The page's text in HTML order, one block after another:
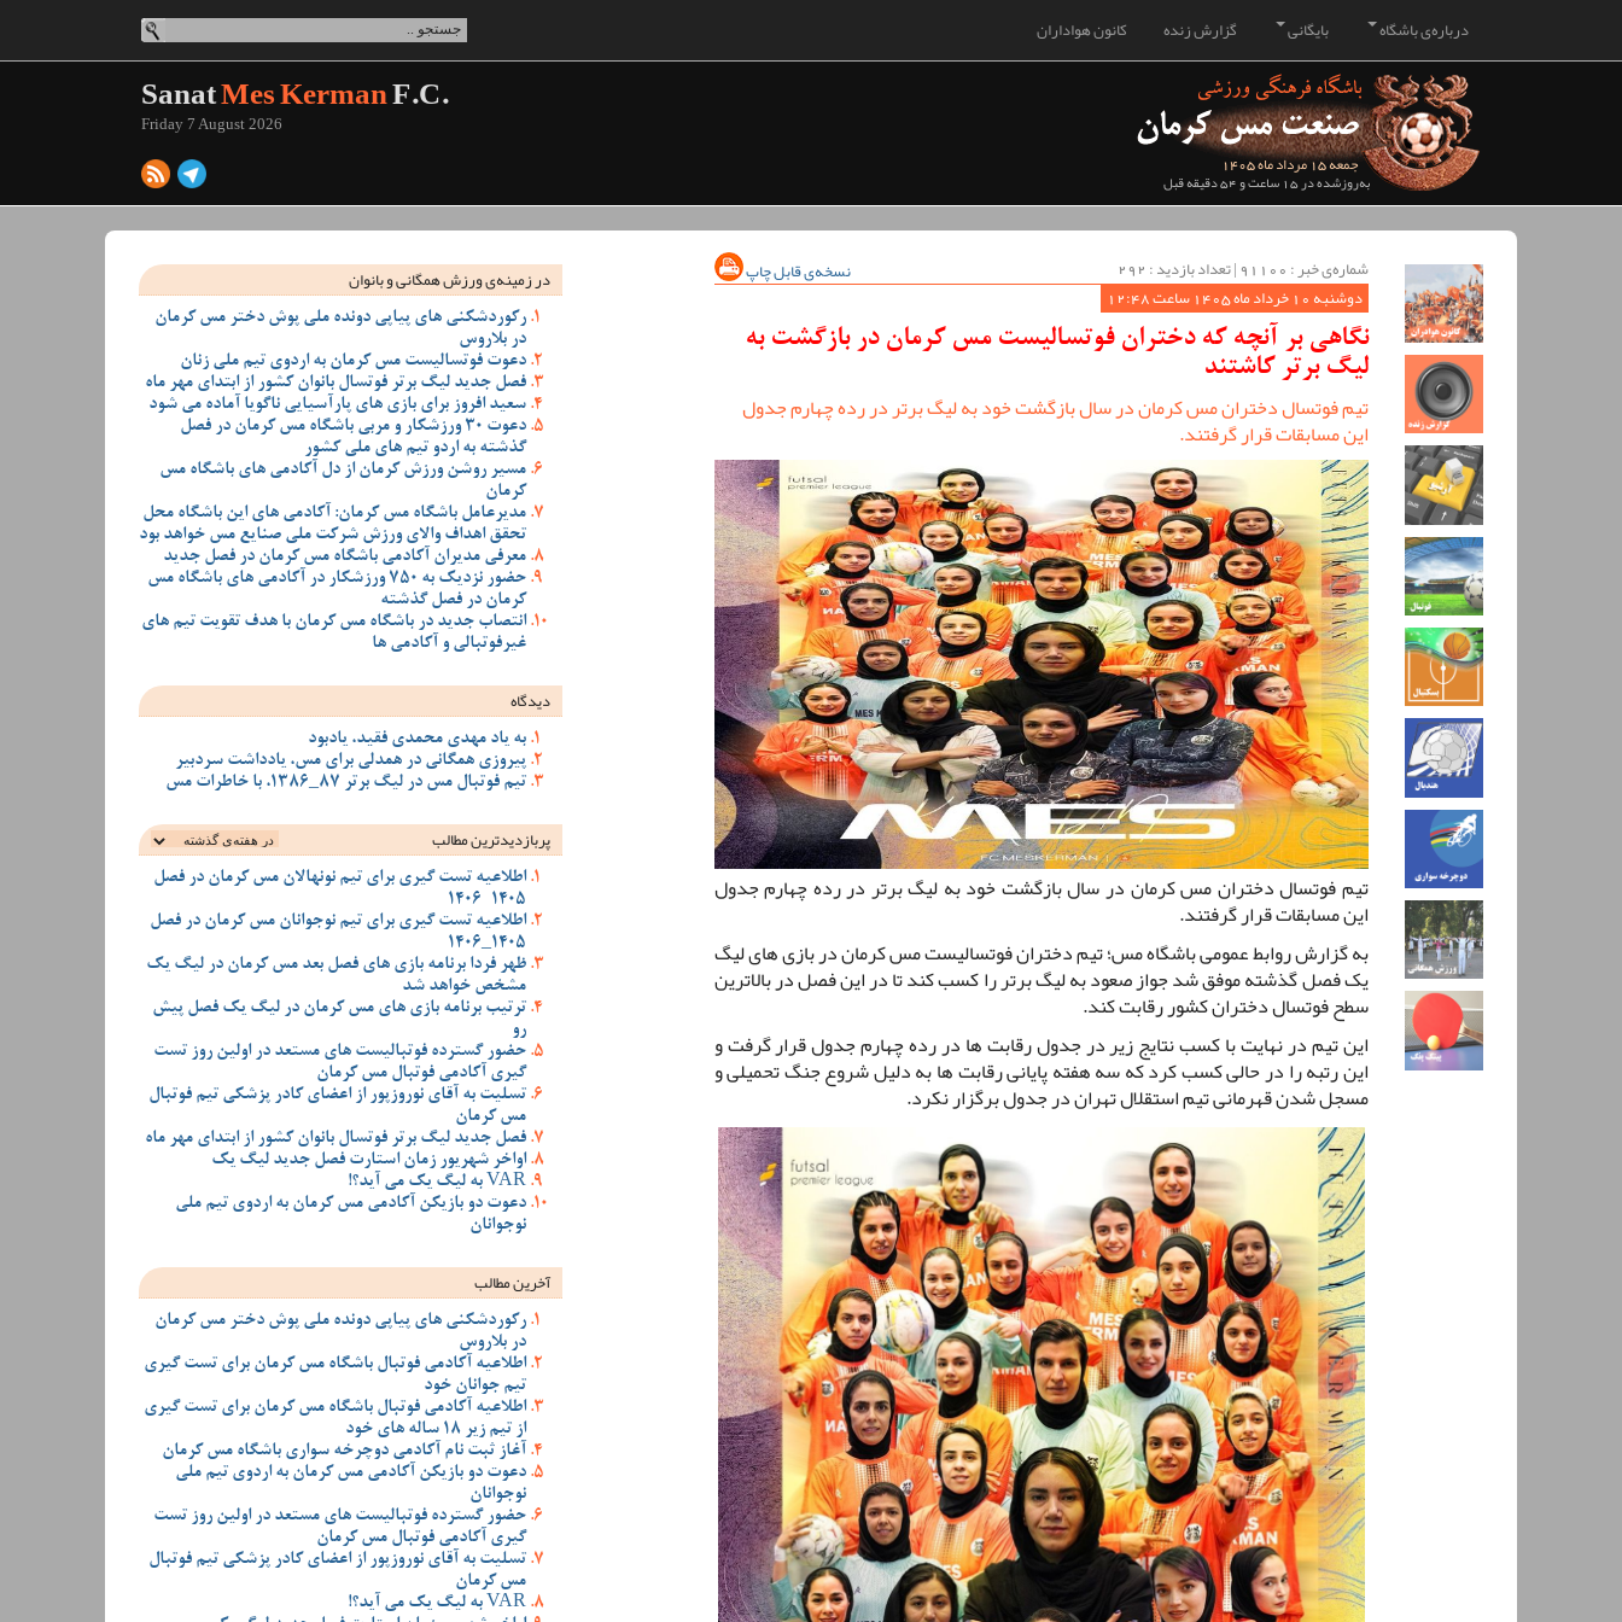
کانون هواداران گزارش زنده بایگانی درباره‌ی باشگاه
جمعه 15 مرداد ماه 1405
به‌روزشده در 15 ساعت و 54 دقیقه قبل
SanatMes KermanF.C.
Friday 7 August 2026
شماره‌ی خبر : ‌91100 | تعداد بازدید : 292
نسخه‌ی قابل چاپ
دوشنبه 10 خرداد ماه 1405 ساعت 12:48
نگاهی بر آنچه که دختران فوتسالیست مس کرمان در بازگشت به
لیگ برتر کاشتند
تیم فوتسال دختران مس کرمان در سال بازگشت خود به لیگ برتر در رده چهارم جدول
این مسابقات قرار گرفتند.
تیم فوتسال دختران مس کرمان در سال بازگشت خود به لیگ برتر در رده چهارم جدول
این مسابقات قرار گرفتند.
به گزارش روابط عمومی باشگاه مس؛ تیم دختران فوتسالیست مس کرمان در بازی های لیگ
یک فصل گذشته موفق شد جواز صعود به لیگ برتر را کسب کند تا در این فصل در بالاترین
سطح فوتسال دختران کشور رقابت کند.
این تیم در نهایت با کسب نتایج زیر در جدول رقابت ها در رده چهارم جدول قرار گرفت و
این رتبه را در حالی کسب کرد که سه هفته پایانی رقابت ها به دلیل شروع جنگ تحمیلی و
مسجل شدن قهرمانی تیم استقلال تهران در جدول برگزار نکرد.
در زمینه‌ی ورزش همگانی و بانوان
رکوردشکنی های پیاپی دونده ملی پوش دختر مس کرمان
در بلاروس
دعوت فوتسالیست مس کرمان به اردوی تیم ملی زنان
فصل جدید لیگ برتر فوتسال بانوان کشور از ابتدای مهر ماه
سعید افروز برای بازی های پارآسیایی ناگویا آماده می شود
دعوت 30 ورزشکار و مربی باشگاه مس کرمان در فصل
گذشته به اردو تیم های ملی کشور
مسیر روشن ورزش کرمان از دل آکادمی های باشگاه مس
کرمان
مدیرعامل باشگاه مس کرمان: آکادمی های این باشگاه محل
تحقق اهداف والای ورزش شرکت ملی صنایع مس خواهد بود
معرفی مدیران آکادمی باشگاه مس کرمان در فصل جدید
حضور نزدیک به 750 ورزشکار در آکادمی های باشگاه مس
کرمان در فصل گذشته
انتصاب جدید در باشگاه مس کرمان با هدف تقویت تیم‌ های
غیرفوتبالی و آکادمی‌ ها
دیدگاه
به یاد مهدی محمدی فقید، یادبود
پیروزی همگانی در همدلی برای مس، یادداشت سردبیر
تیم فوتبال مس در لیگ برتر 87_1386، با خاطرات مس
پربازدیدترین‌ مطالب
اطلاعیه تست گیری برای تیم نونهالان مس کرمان در فصل
1405-1406
اطلاعیه تست گیری برای تیم نوجوانان مس کرمان در فصل
1405_1406
ظهر فردا برنامه بازی های فصل بعد مس کرمان در لیگ یک
مشخص خواهد شد
ترتیب برنامه بازی های مس کرمان در لیگ یک فصل پیش
رو
حضور گسترده فوتبالیست های مستعد در اولین روز تست
گیری آکادمی فوتبال مس کرمان
تسلیت به آقای نوروزپور از اعضای کادر پزشکی تیم فوتبال
مس کرمان
فصل جدید لیگ برتر فوتسال بانوان کشور از ابتدای مهر ماه
اواخر شهریور زمان استارت فصل جدید لیگ یک
VAR به لیگ یک می آید؟!
دعوت دو بازیکن آکادمی مس کرمان به اردوی تیم ملی
نوجوانان
آخرین مطالب
رکوردشکنی های پیاپی دونده ملی پوش دختر مس کرمان
در بلاروس
اطلاعیه آکادمی فوتبال باشگاه مس کرمان برای تست گیری
تیم جوانان خود
اطلاعیه آکادمی فوتبال باشگاه مس کرمان برای تست گیری
از تیم زیر 18 ساله های خود
آغاز ثبت نام آکادمی دوچرخه سواری باشگاه مس کرمان
دعوت دو بازیکن آکادمی مس کرمان به اردوی تیم ملی
نوجوانان
حضور گسترده فوتبالیست های مستعد در اولین روز تست
گیری آکادمی فوتبال مس کرمان
تسلیت به آقای نوروزپور از اعضای کادر پزشکی تیم فوتبال
مس کرمان
VAR به لیگ یک می آید؟!